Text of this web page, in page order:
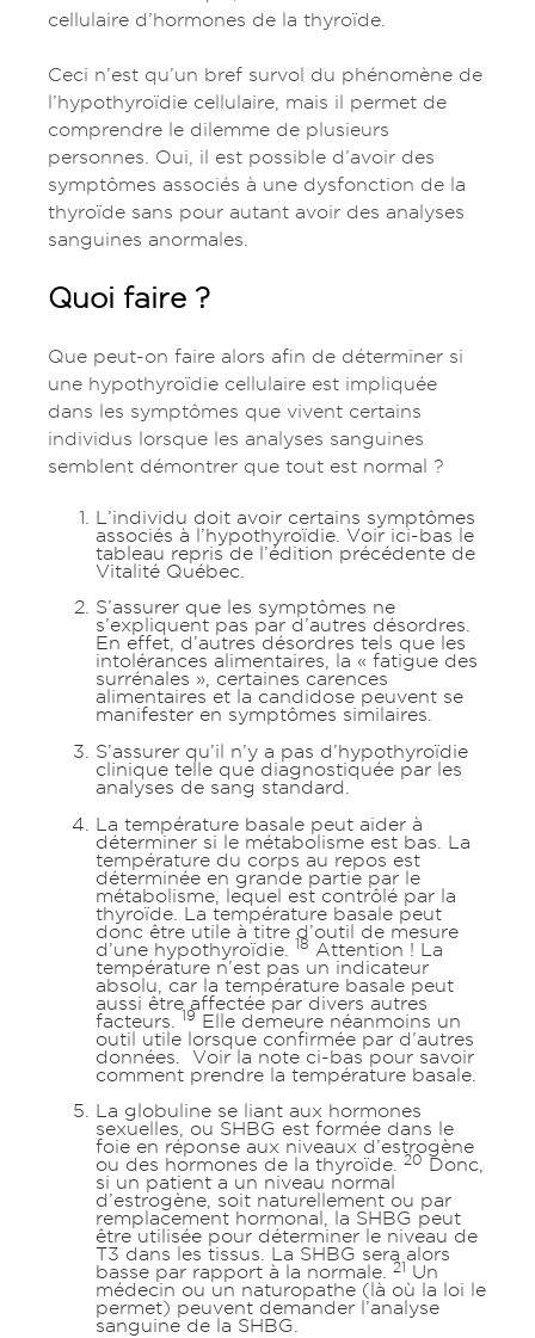
cellulaire d’hormones de la thyroïde.
Ceci n’est qu’un bref survol du phénomène de
l’hypothyroïdie cellulaire, mais il permet de
comprendre le dilemme de plusieurs
personnes. Oui, il est possible d’avoir des
symptômes associés à une dysfonction de la
thyroïde sans pour autant avoir des analyses
sanguines anormales.
Quoi faire ?
Que peut-on faire alors afin de déterminer si
une hypothyroïdie cellulaire est impliquée
dans les symptômes que vivent certains
individus lorsque les analyses sanguines
semblent démontrer que tout est normal ?
L’individu doit avoir certains symptômes
associés à l’hypothyroïdie. Voir ici-bas le
tableau repris de l’édition précédente de
Vitalité Québec.
S’assurer que les symptômes ne
s’expliquent pas par d’autres désordres.
En effet, d’autres désordres tels que les
intolérances alimentaires, la « fatigue des
surrénales », certaines carences
alimentaires et la candidose peuvent se
manifester en symptômes similaires.
S’assurer qu’il n’y a pas d’hypothyroïdie
clinique telle que diagnostiquée par les
analyses de sang standard.
La température basale peut aider à
déterminer si le métabolisme est bas. La
température du corps au repos est
déterminée en grande partie par le
métabolisme, lequel est contrôlé par la
thyroïde. La température basale peut
donc être utile à titre d’outil de mesure
d’une hypothyroïdie.
18 Attention ! La
température n’est pas un indicateur
absolu, car la température basale peut
aussi être affectée par divers autres
facteurs.
19 Elle demeure néanmoins un
outil utile lorsque confirmée par d’autres
données. Voir la note ci-bas pour savoir
comment prendre la température basale.
La globuline se liant aux hormones
sexuelles, ou SHBG est formée dans le
foie en réponse aux niveaux d’estrogène
ou des hormones de la thyroïde. 20
Donc,
si un patient a un niveau normal
d’estrogène, soit naturellement ou par
remplacement hormonal, la SHBG peut
être utilisée pour déterminer le niveau de
T3 dans les tissus. La SHBG sera alors
basse par rapport à la normale. 21 Un
médecin ou un naturopathe (là où la loi le
permet) peuvent demander l’analyse
sanguine de la SHBG.